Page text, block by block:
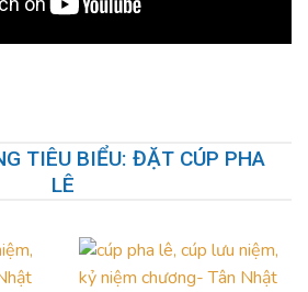
TIÊU BIỂU: ĐẶT CÚP PHA
LÊ